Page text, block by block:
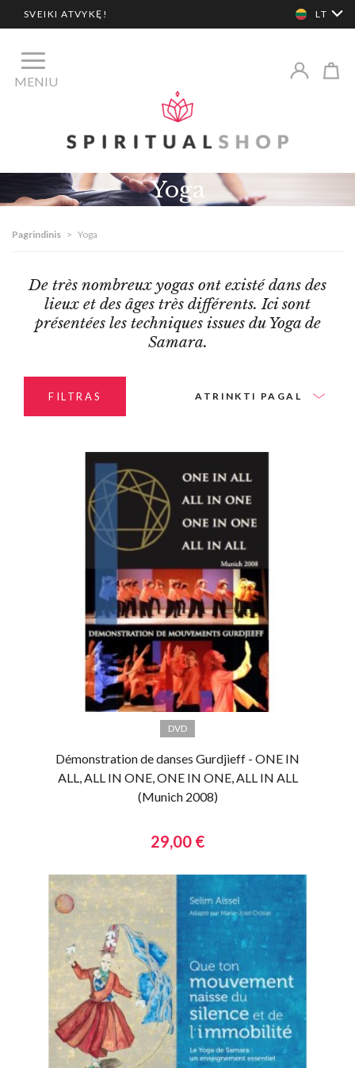
SVEIKI ATVYKĘ! LT
MENIU
Yoga
Pagrindinis > Yoga
De très nombreux yogas ont existé dans des
lieux et des âges très différents. Ici sont
présentées les techniques issues du Yoga de
Samara.
FILTRAS ATRINKTI PAGAL
DVD
Démonstration de danses Gurdjieff - ONE IN
ALL, ALL IN ONE, ONE IN ONE, ALL IN ALL
(Munich 2008)
29,00 €